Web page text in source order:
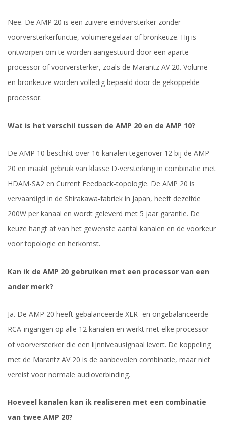
Nee. De AMP 20 is een zuivere eindversterker zonder
voorversterkerfunctie, volumeregelaar of bronkeuze. Hij is
ontworpen om te worden aangestuurd door een aparte
processor of voorversterker, zoals de Marantz AV 20. Volume
en bronkeuze worden volledig bepaald door de gekoppelde
processor.
Wat is het verschil tussen de AMP 20 en de AMP 10?
De AMP 10 beschikt over 16 kanalen tegenover 12 bij de AMP
20 en maakt gebruik van klasse D-versterking in combinatie met
HDAM-SA2 en Current Feedback-topologie. De AMP 20 is
vervaardigd in de Shirakawa-fabriek in Japan, heeft dezelfde
200W per kanaal en wordt geleverd met 5 jaar garantie. De
keuze hangt af van het gewenste aantal kanalen en de voorkeur
voor topologie en herkomst.
Kan ik de AMP 20 gebruiken met een processor van een
ander merk?
Ja. De AMP 20 heeft gebalanceerde XLR- en ongebalanceerde
RCA-ingangen op alle 12 kanalen en werkt met elke processor
of voorversterker die een lijnniveausignaal levert. De koppeling
met de Marantz AV 20 is de aanbevolen combinatie, maar niet
vereist voor normale audioverbinding.
Hoeveel kanalen kan ik realiseren met een combinatie
van twee AMP 20?